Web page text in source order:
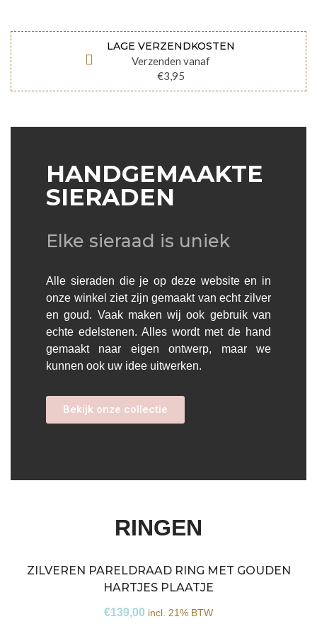
LAGE VERZENDKOSTEN
Verzenden vanaf
€3,95
HANDGEMAAKTE
SIERADEN
Elke sieraad is uniek
Alle sieraden die je op deze website en in
onze winkel ziet zijn gemaakt van echt zilver
en goud. Vaak maken wij ook gebruik van
echte edelstenen. Alles wordt met de hand
gemaakt naar eigen ontwerp, maar we
kunnen ook uw idee uitwerken.
Bekijk onze collectie
RINGEN
ZILVEREN PARELDRAAD RING MET GOUDEN
HARTJES PLAATJE
€139,00 incl. 21% BTW